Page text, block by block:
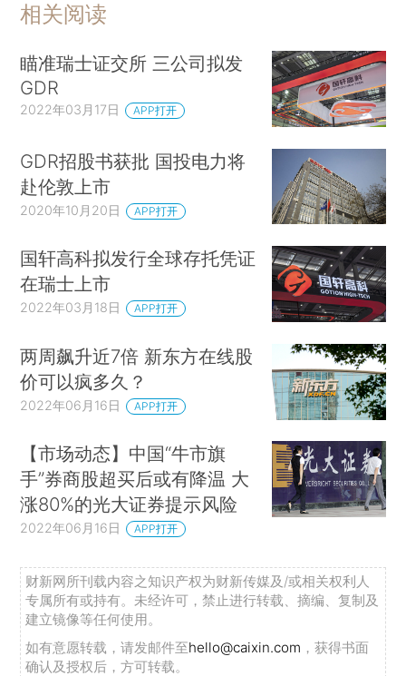
相关阅读
瞄准瑞士证交所 三公司拟发
GDR
2022年03月17日 APP打开
GDR招股书获批 国投电力将
赴伦敦上市
2020年10月20日 APP打开
国轩高科拟发行全球存托凭证
在瑞士上市
2022年03月18日 APP打开
两周飙升近7倍 新东方在线股
价可以疯多久？
2022年06月16日 APP打开
【市场动态】中国“牛市旗
手”券商股超买后或有降温 大
涨80%的光大证券提示风险
2022年06月16日 APP打开
财新网所刊载内容之知识产权为财新传媒及/或相关权利人
专属所有或持有。未经许可，禁止进行转载、摘编、复制及
建立镜像等任何使用。
如有意愿转载，请发邮件至hello@caixin.com ，获得书面
确认及授权后，方可转载。